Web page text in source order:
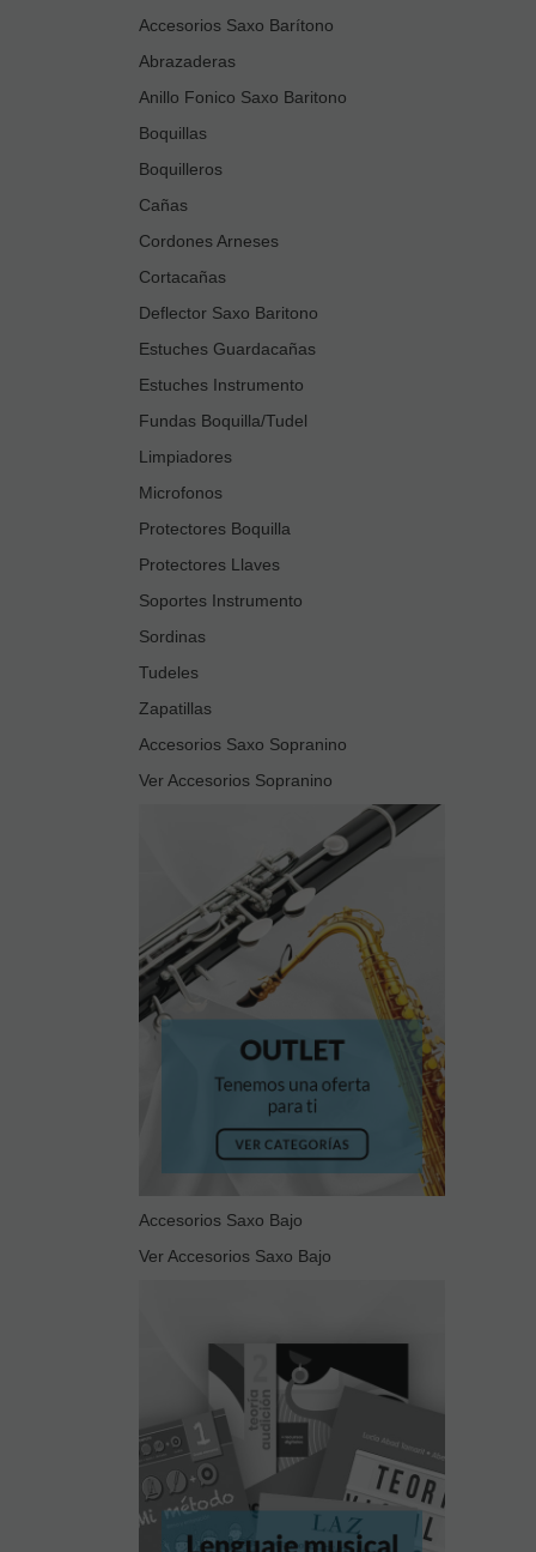
Accesorios Saxo Barítono
Abrazaderas
Anillo Fonico Saxo Baritono
Boquillas
Boquilleros
Cañas
Cordones Arneses
Cortacañas
Deflector Saxo Baritono
Estuches Guardacañas
Estuches Instrumento
Fundas Boquilla/Tudel
Limpiadores
Microfonos
Protectores Boquilla
Protectores Llaves
Soportes Instrumento
Sordinas
Tudeles
Zapatillas
Accesorios Saxo Sopranino
Ver Accesorios Sopranino
Accesorios Saxo Bajo
Ver Accesorios Saxo Bajo